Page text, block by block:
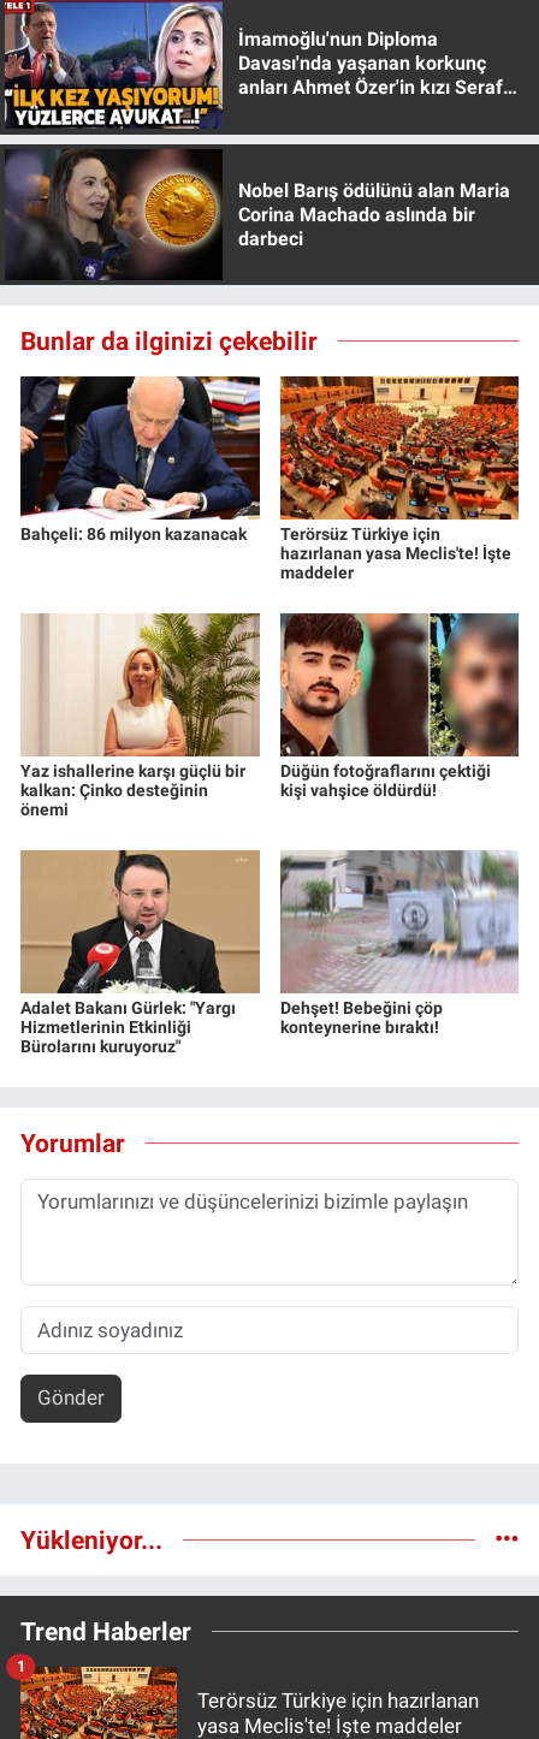
İmamoğlu'nun Diploma
Davası'nda yaşanan korkunç
anları Ahmet Özer'in kızı Seraf
Nobel Barış ödülünü alan Maria
Corina Machado aslında bir
darbeci
Bunlar da ilginizi çekebilir
Bahçeli: 86 milyon kazanacak
Terörsüz Türkiye için
hazırlanan yasa Meclis'te! İşte
maddeler
Yaz ishallerine karşı güçlü bir
kalkan: Çinko desteğinin
önemi
Düğün fotoğraflarını çektiği
kişi vahşice öldürdü!
Adalet Bakanı Gürlek: "Yargı
Hizmetlerinin Etkinliği
Bürolarını kuruyoruz"
Dehşet! Bebeğini çöp
konteynerine bıraktı!
Yorumlar
Gönder
Yükleniyor...
Trend Haberler
Terörsüz Türkiye için hazırlanan
yasa Meclis'te! İşte maddeler
1